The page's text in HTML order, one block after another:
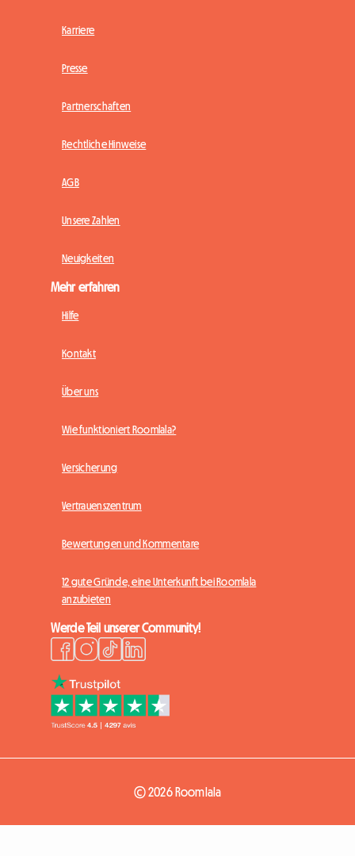
Karriere
Presse
Partnerschaften
Rechtliche Hinweise
AGB
Unsere Zahlen
Neuigkeiten
Mehr erfahren
Hilfe
Kontakt
Über uns
Wie funktioniert Roomlala?
Versicherung
Vertrauenszentrum
Bewertungen und Kommentare
12 gute Gründe, eine Unterkunft bei Roomlala
anzubieten
Werde Teil unserer Community!
© 2026 Roomlala